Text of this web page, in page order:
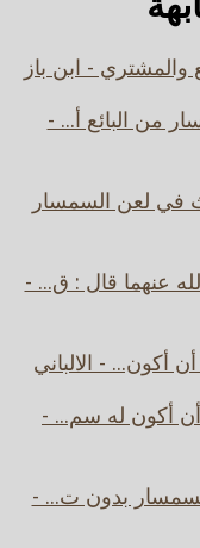
- ابن باز
من البائع أ... -
في لعن السمسار
عنهما قال : ق... -
أكون... - الالباني
أن أكون له سم... -
بدون ت... -